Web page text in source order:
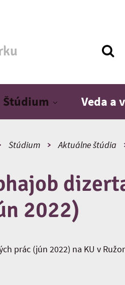
Štúdium Veda a
Štúdium Aktuálne štúdia
2022)
prác (jún 2022) na KU v